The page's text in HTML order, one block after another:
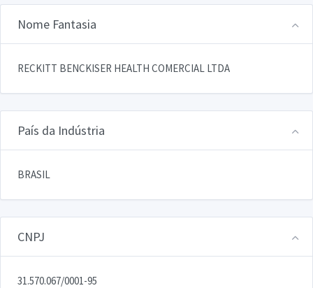
Nome Fantasia
RECKITT BENCKISER HEALTH COMERCIAL LTDA
País da Indústria
BRASIL
CNPJ
31.570.067/0001-95